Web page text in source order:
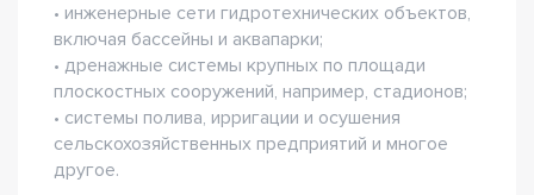
• инженерные сети гидротехнических объектов,
включая бассейны и аквапарки;
• дренажные системы крупных по площади
плоскостных сооружений, например, стадионов;
• системы полива, ирригации и осушения
сельскохозяйственных предприятий и многое
другое.